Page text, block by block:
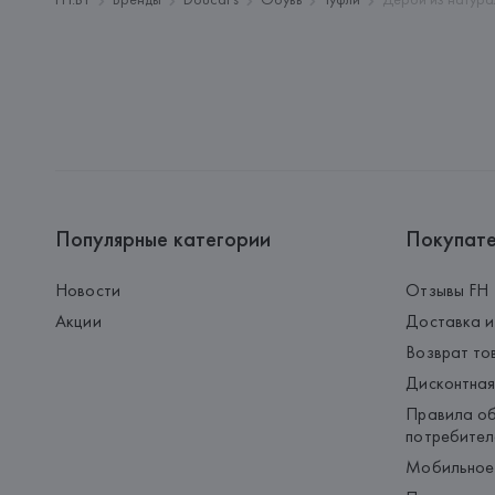
Популярные категории
Новости
Акции
Отзывы FH
Доставка
Возврат
Правила
Мобильное